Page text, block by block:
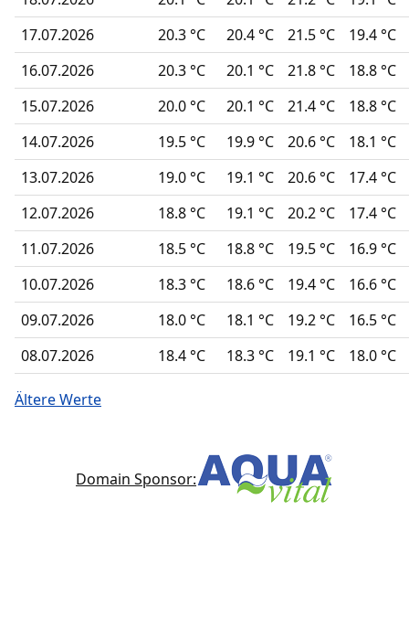
17.07.2026
20.3 °C 20.4 °C 21.5 °C
19.4 °C
16.07.2026
20.3 °C 20.1 °C 21.8 °C
18.8 °C
15.07.2026
20.0 °C 20.1 °C 21.4 °C
18.8 °C
14.07.2026
19.5 °C 19.9 °C 20.6 °C
18.1 °C
13.07.2026
19.0 °C 19.1 °C 20.6 °C
17.4 °C
12.07.2026
18.8 °C 19.1 °C 20.2 °C
17.4 °C
11.07.2026
18.5 °C 18.8 °C 19.5 °C
16.9 °C
10.07.2026
18.3 °C 18.6 °C 19.4 °C
16.6 °C
09.07.2026
18.0 °C 18.1 °C 19.2 °C
16.5 °C
08.07.2026
18.4 °C 18.3 °C 19.1 °C 18.0 °C
Ältere Werte
Domain Sponsor: